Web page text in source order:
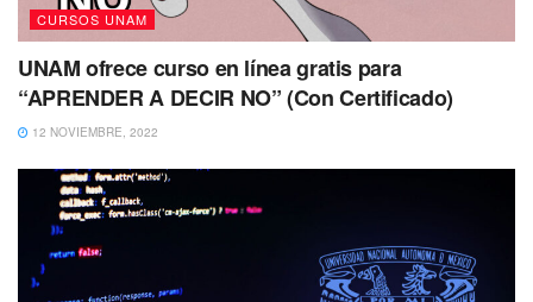
CURSOS UNAM
UNAM ofrece curso en línea gratis para
“APRENDER A DECIR NO” (Con Certificado)
12 NOVIEMBRE, 2022